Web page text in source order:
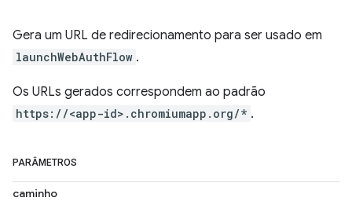
Gera um URL de redirecionamento para ser usado em
launchWebAuthFlow .
Os URLs gerados correspondem ao padrão
https://<app-id>.chromiumapp.org/* .
PARÂMETROS
caminho